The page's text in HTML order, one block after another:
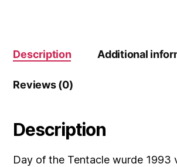
Description Additional
Reviews (0)
Description
Day of the Tentacle wurde 1993